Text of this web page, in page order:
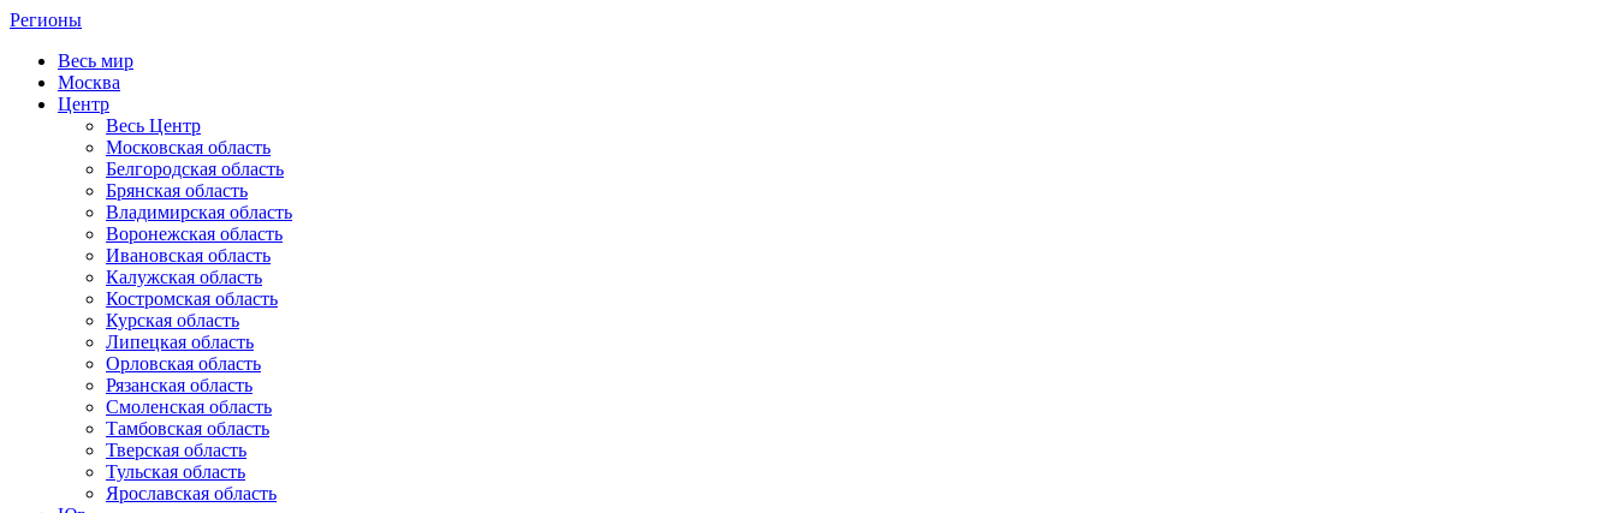
Регионы
Весь мир
Москва
Центр
Весь Центр
Московская область
Белгородская область
Брянская область
Владимирская область
Воронежская область
Ивановская область
Калужская область
Костромская область
Курская область
Липецкая область
Орловская область
Рязанская область
Смоленская область
Тамбовская область
Тверская область
Тульская область
Ярославская область